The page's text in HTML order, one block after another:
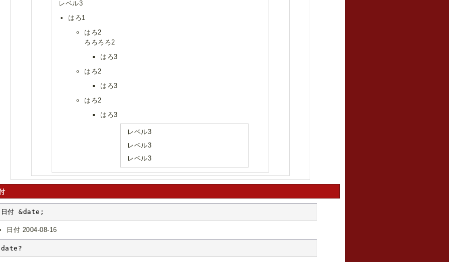
レベル3
はろ1
はろ2
ろろろろ2
はろ3
はろ2
はろ3
はろ2
はろ3
レベル3
レベル3
レベル3
日付 &date;
日付 2004-08-16
date?